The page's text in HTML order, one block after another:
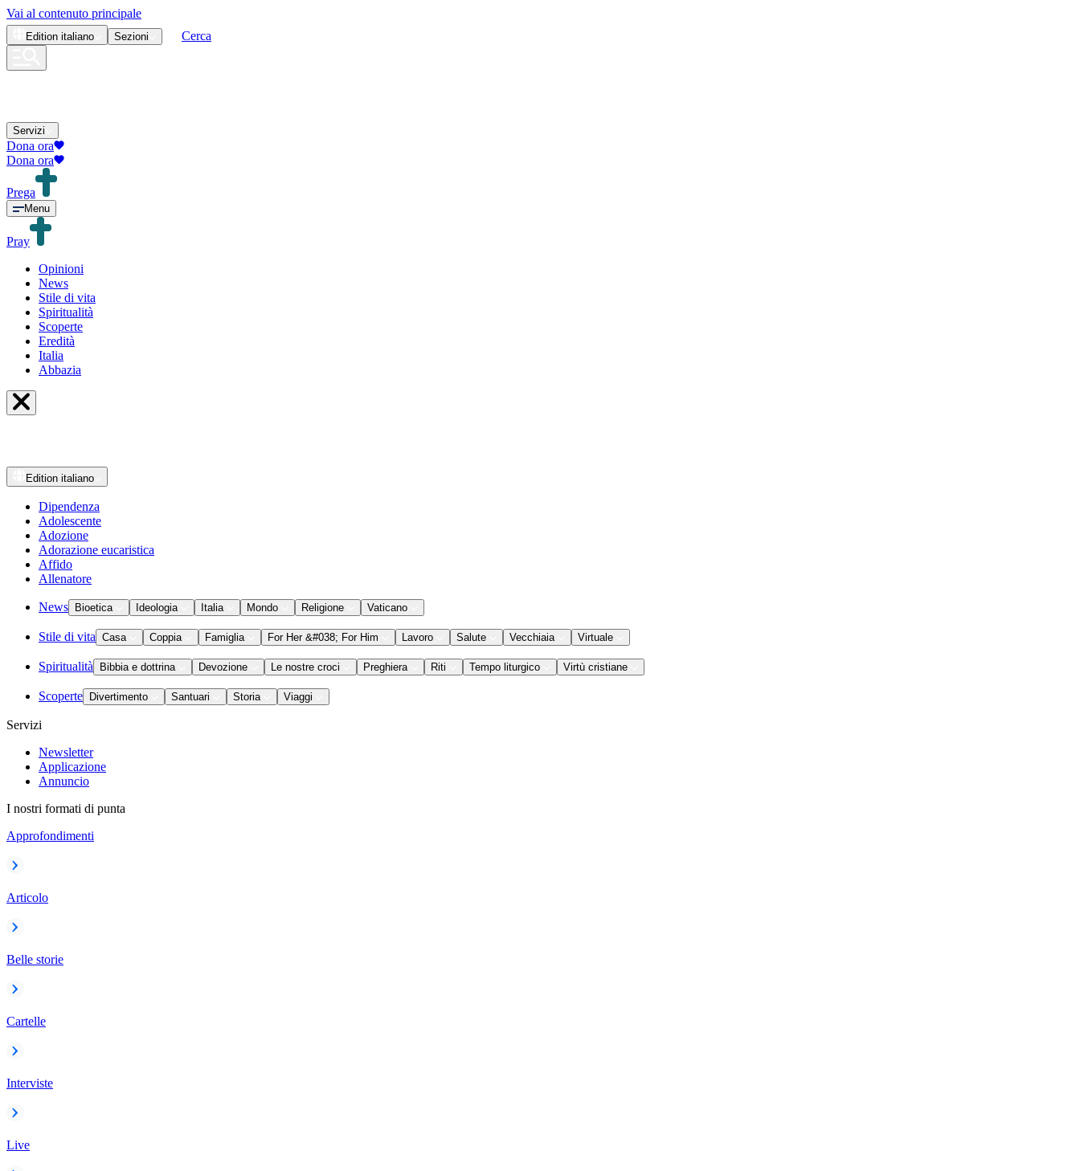
Vai al contenuto principale
Edition italiano Sezioni Cerca
Servizi
Dona ora
Dona ora
Prega
Menu
Pray
Opinioni
News
Stile di vita
Spiritualità
Scoperte
Eredità
Italia
Abbazia
Edition italiano
Dipendenza
Adolescente
Adozione
Adorazione eucaristica
Affido
Allenatore
News Bioetica Ideologia Italia Mondo Religione Vaticano
Stile di vita Casa Coppia Famiglia For Her &#038; For Him Lavoro Salute Vecchiaia Virtuale
Spiritualità Bibbia e dottrina Devozione Le nostre croci Preghiera Riti Tempo liturgico Virtù cristiane
Scoperte Divertimento Santuari Storia Viaggi
Servizi
Newsletter
Applicazione
Annuncio
I nostri formati di punta
Approfondimenti
Articolo
Belle storie
Cartelle
Interviste
Live